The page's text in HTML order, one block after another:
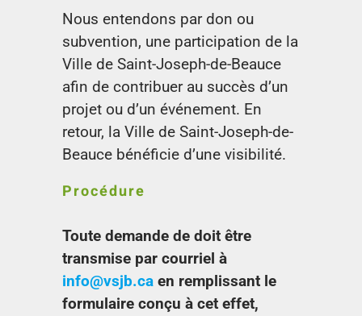
Nous entendons par don ou
subvention, une participation de la
Ville de Saint-Joseph-de-Beauce
afin de contribuer au succès d’un
projet ou d’un événement. En
retour, la Ville de Saint-Joseph-de-
Beauce bénéficie d’une visibilité.
Procédure
Toute demande de doit être
transmise par courriel à
info@vsjb.ca en remplissant le
formulaire conçu à cet effet,